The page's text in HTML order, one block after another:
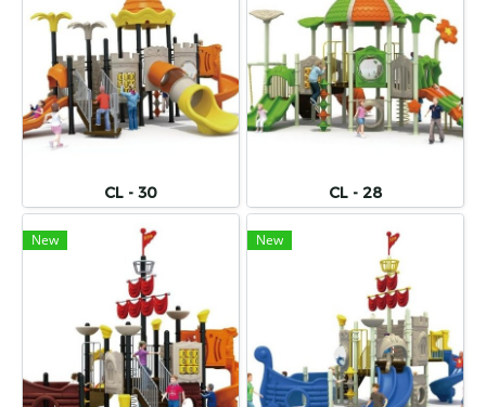
CL - 30 CL - 28
New New